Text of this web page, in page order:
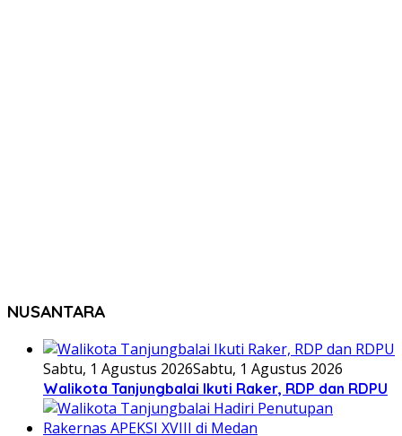
NUSANTARA
Sabtu, 1 Agustus 2026Sabtu, 1 Agustus 2026
Walikota Tanjungbalai Ikuti Raker, RDP dan RDPU